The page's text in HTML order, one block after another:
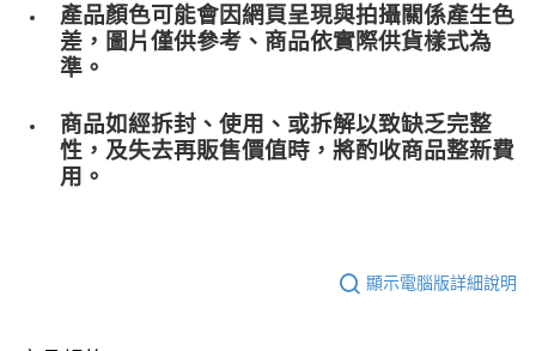
產品顏色可能會因網頁呈現與拍攝關係產生色
差，圖片僅供參考、商品依實際供貨樣式為
準。
商品如經拆封、使用、或拆解以致缺乏完整
性，及失去再販售價值時，將酌收商品整﻿新費
用。
顯示電腦版詳細說明